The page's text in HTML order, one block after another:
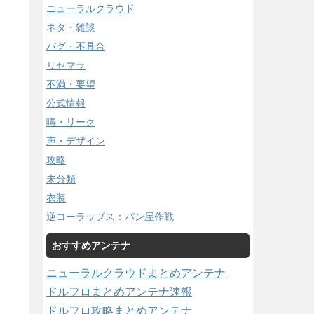
ニューラルクラウド
ネタ・雑談
バグ・不具合
リセマラ
不満・要望
公式情報
噂・リーク
声・デザイン
攻略
未分類
衣装
逆コーラップス：パン屋作戦
おすすめアンテナ
ニューラルクラウドまとめアンテナ
ドルフロまとめアンテナ速報
ドルフロ攻略まとめアンテナ